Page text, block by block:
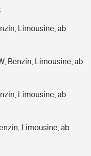
Limousine, ab
Benzin, Limousine, ab
Limousine, ab
Limousine, ab